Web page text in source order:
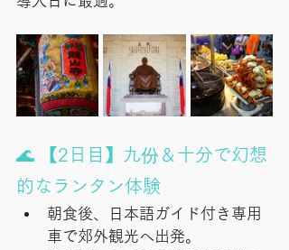
🌊 【2日目】九份＆十分で幻想
的なランタン体験
朝食後、日本語ガイド付き専用
車で郊外観光へ出発。